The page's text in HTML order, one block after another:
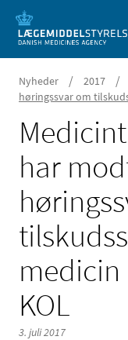
Nyheder / 2017 /
høringssvar om
har
KOL
3. juli 2017